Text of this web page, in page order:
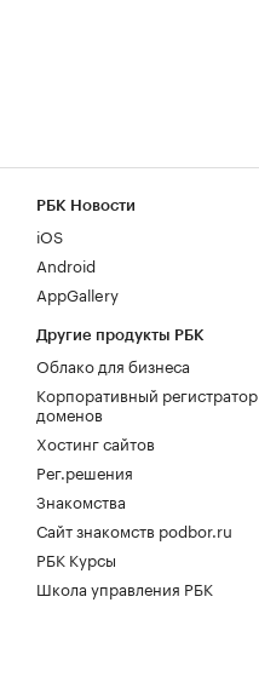
РБК Новости
iOS
Android
AppGallery
Другие продукты РБК
Облако для бизнеса
Корпоративный регистратор
доменов
Хостинг сайтов
Рег.решения
Знакомства
Сайт знакомств podbor.ru
РБК Курсы
Школа управления РБК